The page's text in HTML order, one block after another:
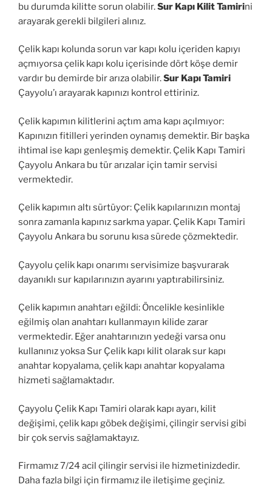
bu durumda kilitte sorun olabilir.Sur Kapı Kilit Tamirini
arayarak gerekli bilgileri alınız.
Çelik kapı kolunda sorun var kapı kolu içeriden kapıyı
açmıyorsa çelik kapı kolu içerisinde dört köşe demir
vardır bu demirde bir arıza olabilir.Sur Kapı Tamiri
Çayyolu’ı arayarak kapınızı kontrol ettiriniz.
Çelik kapımın kilitlerini açtım ama kapı açılmıyor:
Kapınızın fitilleri yerinden oynamış demektir. Bir başka
ihtimal ise kapı genleşmiş demektir. Çelik Kapı Tamiri
Çayyolu Ankara bu tür arızalar için tamir servisi
vermektedir.
Çelik kapımın altı sürtüyor: Çelik kapılarınızın montaj
sonra zamanla kapınız sarkma yapar. Çelik Kapı Tamiri
Çayyolu Ankara bu sorunu kısa sürede çözmektedir.
Çayyolu çelik kapı onarımı servisimize başvurarak
dayanıklı sur kapılarınızın ayarını yaptırabilirsiniz.
Çelik kapımın anahtarı eğildi: Öncelikle kesinlikle
eğilmiş olan anahtarı kullanmayın kilide zarar
vermektedir. Eğer anahtarınızın yedeği varsa onu
kullanınız yoksa Sur Çelik kapı kilit olarak sur kapı
anahtar kopyalama, çelik kapı anahtar kopyalama
hizmeti sağlamaktadır.
Çayyolu Çelik Kapı Tamiri olarak kapı ayarı, kilit
değişimi, çelik kapı göbek değişimi, çilingir servisi gibi
bir çok servis sağlamaktayız.
Firmamız 7/24 acil çilingir servisi ile hizmetinizdedir.
Daha fazla bilgi için firmamız ile iletişime geçiniz.